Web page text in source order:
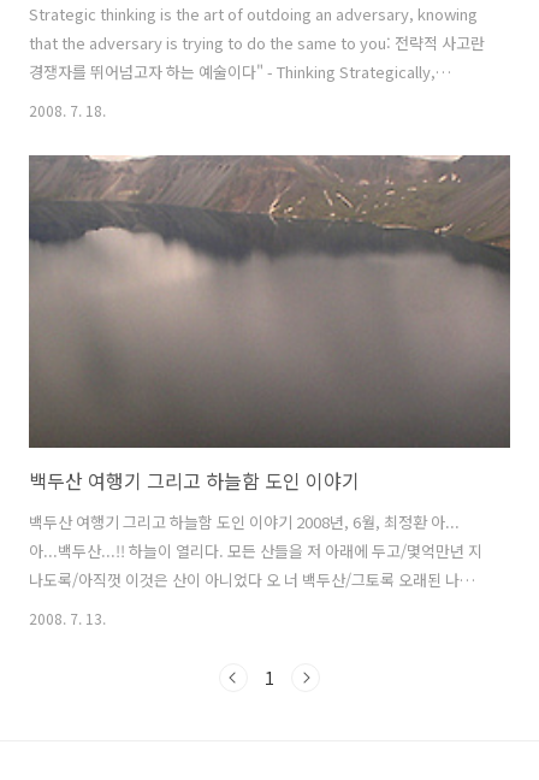
Strategic thinking is the art of outdoing an adversary, knowing
that the adversary is trying to do the same to you: 전략적 사고란
경쟁자를 뛰어넘고자 하는 예술이다" - Thinking Strategically,
체로 네가지 정도의 경영 전략에 대한 정의가 통용되고 있는 것 같습니
다. 1. 기본적인 목표를 달성하기 위한 종합적인 활동계획 (Glueck,
1980) 2. 경쟁우위를 구축하고 구체적인 경쟁방식을 선택하는 의사결정
(porter, ..
2008. 7. 18.
백두산 여행기 그리고 하늘함 도인 이야기
백두산 여행기 그리고 하늘함 도인 이야기 2008년, 6월, 최정환 아...
아...백두산...!! 하늘이 열리다. 모든 산들을 저 아래에 두고/몇억만년 지
나도록/아직껏 이것은 산이 아니었다 오 너 백두산/그토록 오래된 나날
이건만/새로이/네 열여섯봉우리 펼쳐라/장군봉 망천후 사이/성난 노루
조차/보이지 않아 캄캄하지만/수많은 어제였던 오늘이었고/내일이어야
2008. 7. 13.
1